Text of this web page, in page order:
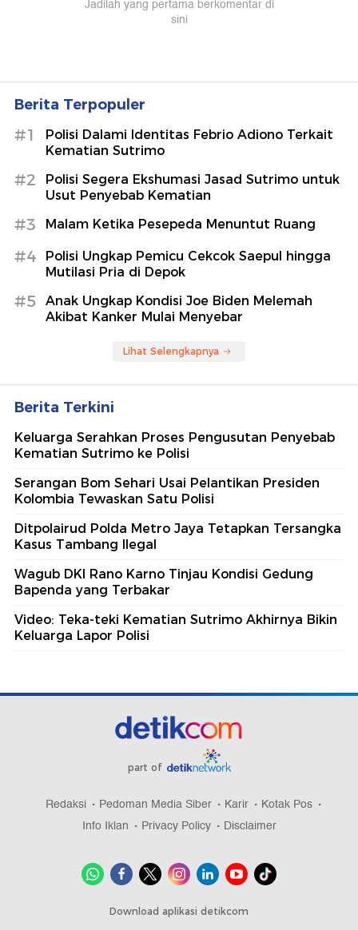
Berita Terpopuler
#1
Polisi Dalami Identitas Febrio Adiono Terkait
Kematian Sutrimo
#2
Polisi Segera Ekshumasi Jasad Sutrimo untuk
Usut Penyebab Kematian
#3 Malam Ketika Pesepeda Menuntut Ruang
#4
Polisi Ungkap Pemicu Cekcok Saepul hingga
Mutilasi Pria di Depok
#5
Anak Ungkap Kondisi Joe Biden Melemah
Akibat Kanker Mulai Menyebar
Lihat Selengkapnya
Berita Terkini
Keluarga Serahkan Proses Pengusutan Penyebab
Kematian Sutrimo ke Polisi
Serangan Bom Sehari Usai Pelantikan Presiden
Kolombia Tewaskan Satu Polisi
Ditpolairud Polda Metro Jaya Tetapkan Tersangka
Kasus Tambang Ilegal
Wagub DKI Rano Karno Tinjau Kondisi Gedung
Bapenda yang Terbakar
Video: Teka-teki Kematian Sutrimo Akhirnya Bikin
Keluarga Lapor Polisi
part of
Redaksi Pedoman Media Siber Karir
Kotak Pos
Info Iklan
Privacy Policy Disclaimer
Download aplikasi detikcom